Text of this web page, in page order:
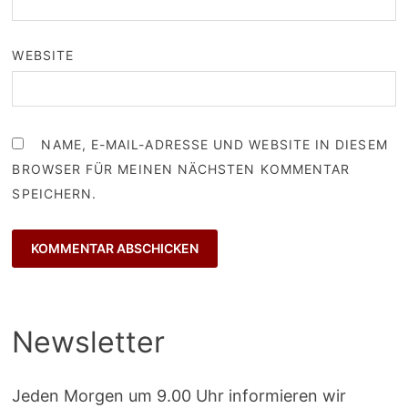
WEBSITE
NAME, E-MAIL-ADRESSE UND WEBSITE IN DIESEM
BROWSER FÜR MEINEN NÄCHSTEN KOMMENTAR
SPEICHERN.
Newsletter
Jeden Morgen um 9.00 Uhr informieren wir